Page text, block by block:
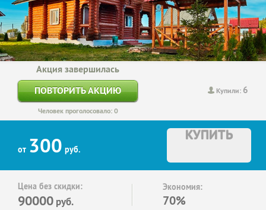
Купили: 6
Акция завершилась
ПОВТОРИТЬ АКЦИЮ
Человек проголосовало: 0
от 300 руб.
КУПИТЬ
Цена без скидки:
90000 руб.
Экономия:
70%